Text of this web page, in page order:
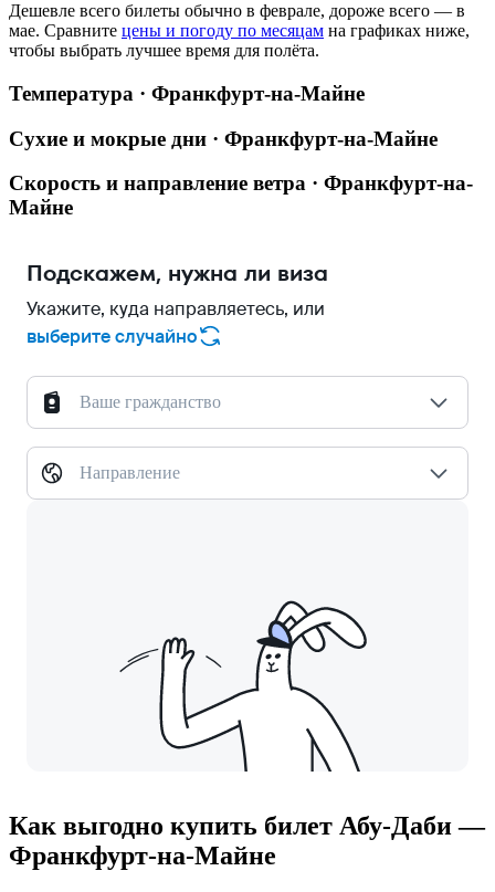
Дешевле всего билеты обычно в феврале, дороже всего — в
мае. Сравните цены и погоду по месяцам на графиках ниже,
чтобы выбрать лучшее время для полёта.
Температура · Франкфурт-на-Майне
Сухие и мокрые дни · Франкфурт-на-Майне
Скорость и направление ветра · Франкфурт-на-
Майне
Подскажем, нужна ли виза
Укажите, куда направляетесь, или
выберите случайно
Ваше гражданство
Направление
Как выгодно купить билет Абу-Даби —
Франкфурт-на-Майне